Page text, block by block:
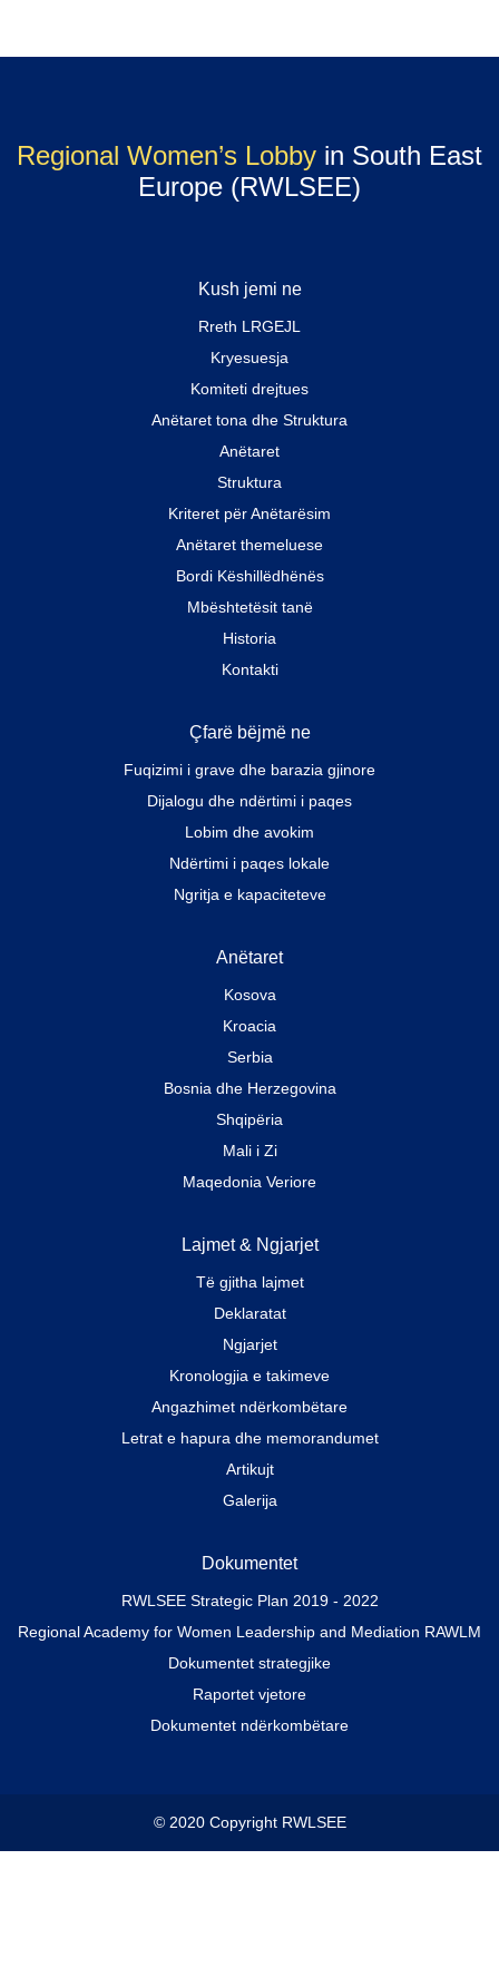
Regional Women’s Lobby in South East
Europe (RWLSEE)
Kush jemi ne
Rreth LRGEJL
Kryesuesja
Komiteti drejtues
Anëtaret tona dhe Struktura
Anëtaret
Struktura
Kriteret për Anëtarësim
Anëtaret themeluese
Bordi Këshillëdhënës
Mbështetësit tanë
Historia
Kontakti
Çfarë bëjmë ne
Fuqizimi i grave dhe barazia gjinore
Dijalogu dhe ndërtimi i paqes
Lobim dhe avokim
Ndërtimi i paqes lokale
Ngritja e kapaciteteve
Anëtaret
Kosova
Kroacia
Serbia
Bosnia dhe Herzegovina
Shqipëria
Mali i Zi
Maqedonia Veriore
Lajmet & Ngjarjet
Të gjitha lajmet
Deklaratat
Ngjarjet
Kronologjia e takimeve
Angazhimet ndërkombëtare
Letrat e hapura dhe memorandumet
Artikujt
Galerija
Dokumentet
RWLSEE Strategic Plan 2019 - 2022
Regional Academy for Women Leadership and Mediation RAWLM
Dokumentet strategjike
Raportet vjetore
Dokumentet ndërkombëtare
© 2020 Copyright RWLSEE